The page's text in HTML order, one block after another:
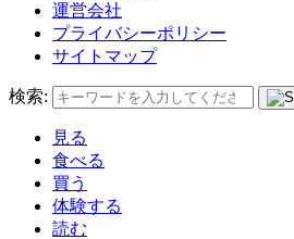
運営会社
プライバシーポリシー
サイトマップ
検索:
見る
食べる
買う
体験する
読む